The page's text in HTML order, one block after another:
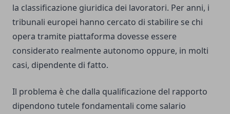
la classificazione giuridica dei lavoratori. Per anni, i
tribunali europei hanno cercato di stabilire se chi
opera tramite piattaforma dovesse essere
considerato realmente autonomo oppure, in molti
casi, dipendente di fatto.
Il problema è che dalla qualificazione del rapporto
dipendono tutele fondamentali come salario